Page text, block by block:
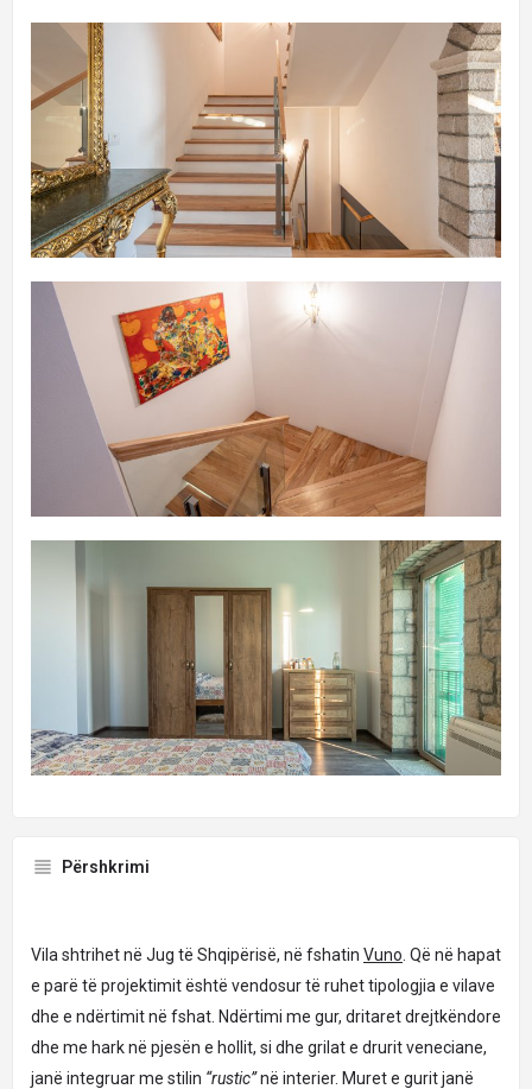
Përshkrimi
Vila shtrihet në Jug të Shqipërisë, në fshatin Vuno . Që në hapat
e parë të projektimit është vendosur të ruhet tipologjia e vilave
dhe e ndërtimit në fshat. Ndërtimi me gur, dritaret drejtkëndore
dhe me hark në pjesën e hollit, si dhe grilat e drurit veneciane,
janë integruar me stilin “rustic”në interier. Muret e gurit janë